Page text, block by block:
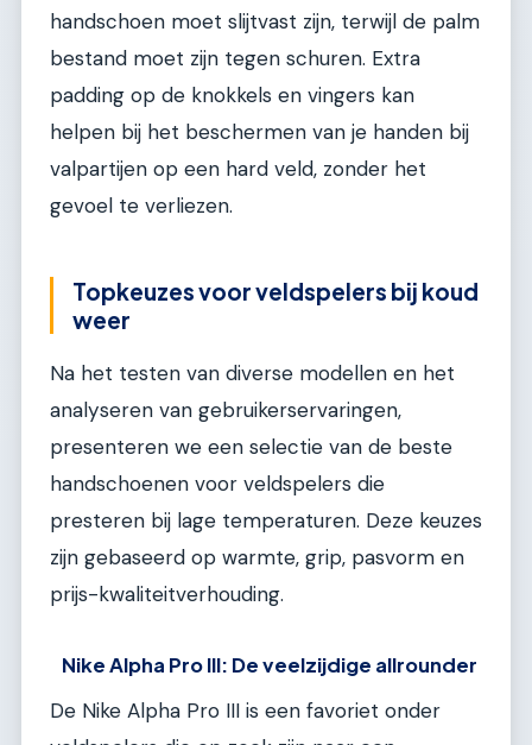
handschoen moet slijtvast zijn, terwijl de palm
bestand moet zijn tegen schuren. Extra
padding op de knokkels en vingers kan
helpen bij het beschermen van je handen bij
valpartijen op een hard veld, zonder het
gevoel te verliezen.
Topkeuzes voor veldspelers bij koud
weer
Na het testen van diverse modellen en het
analyseren van gebruikerservaringen,
presenteren we een selectie van de beste
handschoenen voor veldspelers die
presteren bij lage temperaturen. Deze keuzes
zijn gebaseerd op warmte, grip, pasvorm en
prijs-kwaliteitverhouding.
Nike Alpha Pro III: De veelzijdige allrounder
De Nike Alpha Pro III is een favoriet onder